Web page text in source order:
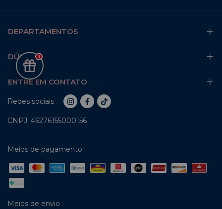
DEPARTAMENTOS
DÚVIDAS
ENTRE EM CONTATO
Redes sociais
CNPJ: 46276155000156
Meios de pagamento
Meios de envio
3